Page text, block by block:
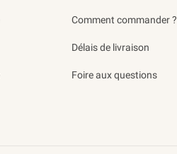
Comment commander ?
Délais de livraison
Foire aux questions